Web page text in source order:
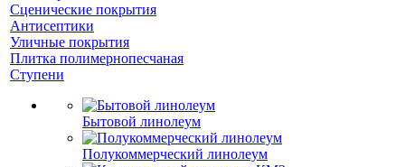
Сценические покрытия
Антисептики
Уличные покрытия
Плитка полимернопесчаная
Ступени
Бытовой линолеум
Полукоммерческий линолеум